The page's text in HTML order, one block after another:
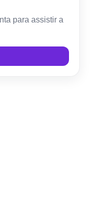
para assistir a